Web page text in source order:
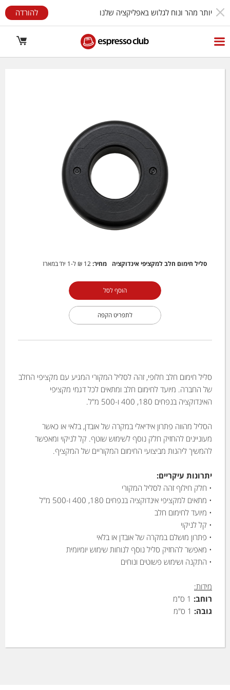
להורדה יותר מהר ונוח לגלוש באפליקציה שלנו
סליל חימום חלב למקציפי אינדוקציה מחיר:12 ₪ ל-1 יח’ במארז
הוסף לסל
לתפריט הקפה
סליל חימום חלב חלופי, זהה לסליל המקורי המגיע עם מקציפי החלב
של החברה. מיועד לחימום חלב ומתאים לכל דגמי מקציפי
האינדוקציה בנפחים 180, 400 ו-500 מ"ל.
הסליל מהווה פתרון אידיאלי במקרה של אובדן, בלאי או כאשר
מעוניינים להחזיק חלק נוסף לשימוש שוטף. קל לניקוי ומאפשר
להמשיך ליהנות מביצועי החימום המקוריים של המקציף.
יתרונות עיקריים:
• חלק חילוף זהה לסליל המקורי
• מתאים למקציפי אינדוקציה בנפחים 180, 400 ו-500 מ"ל
• מיועד לחימום חלב
• קל לניקוי
• פתרון מושלם במקרה של אובדן או בלאי
• מאפשר להחזיק סליל נוסף לנוחות שימוש יומיומית
• התקנה ושימוש פשוטים ונוחים
מידות:
רוחב:
גובה: